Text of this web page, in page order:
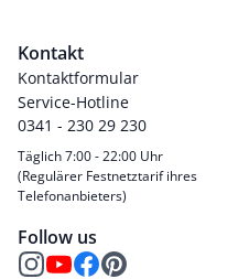
Kontakt
Kontaktformular
Service-Hotline
0341 - 230 29 230
Täglich 7:00 - 22:00 Uhr
(Regulärer Festnetztarif ihres
Telefonanbieters)
Follow us